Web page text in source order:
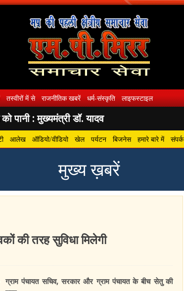
तस्वीरों में से राजनीतिक खबरें धर्म-संस्कृति लाइफस्टाइल
पानी : मुख्यमंत्री डॉ. यादव
आलेख ऑडियो/वीडियो खेल पर्यटन बिजनेस हमारे बारे में संपर्क
मुख्य ख़बरें
की तरह सुविधा मिलेगी
ग्राम पंचायत सचिव, सरकार और ग्राम पंचायत के बीच सेतु की